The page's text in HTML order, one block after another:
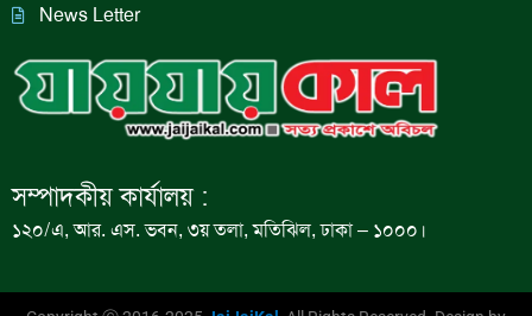
News Letter
সম্পাদকীয় কার্যালয় :
১২০/এ, আর. এস. ভবন, ৩য় তলা, মতিঝিল, ঢাকা – ১০০০।